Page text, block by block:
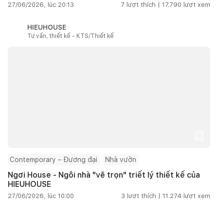
27/06/2026, lúc 20:13 7 lượt thích | 17.790 lượt xem
HIEUHOUSE
Tư vấn, thiết kế - KTS/Thiết kế
Contemporary – Đương đại Nhà vườn
Ngơi House - Ngôi nhà "vẽ trọn" triết lý thiết kế của
HIEUHOUSE
27/06/2026, lúc 10:00 3 lượt thích | 11.274 lượt xem